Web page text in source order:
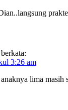
berkata:
3:26 am
lima masih